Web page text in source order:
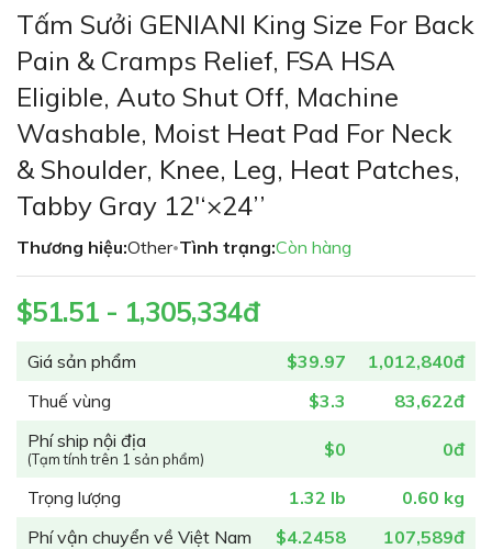
Chuyển
đến
phần
của
thư
hình
ảnh
Tấm Sưởi GENIANI King Size For Back
Pain & Cramps Relief, FSA HSA
Eligible, Auto Shut Off, Machine
Washable, Moist Heat Pad For Neck
& Shoulder, Knee, Leg, Heat Patches,
Tabby Gray 12'‘×24’’
Thương hiệu:Other•Tình trạng:Còn hàng
Giá sản phẩm $39.97
1,012,840đ
Thuế vùng
$3.3
83,622đ
Phí ship nội địa
(Tạm tính trên 1 sản phẩm) $0 0đ
Trọng lượng 1.32 lb
0.60 kg
Phí vận chuyển về Việt Nam
$4.2458
107,589đ
$51.51 - 1,305,334đ